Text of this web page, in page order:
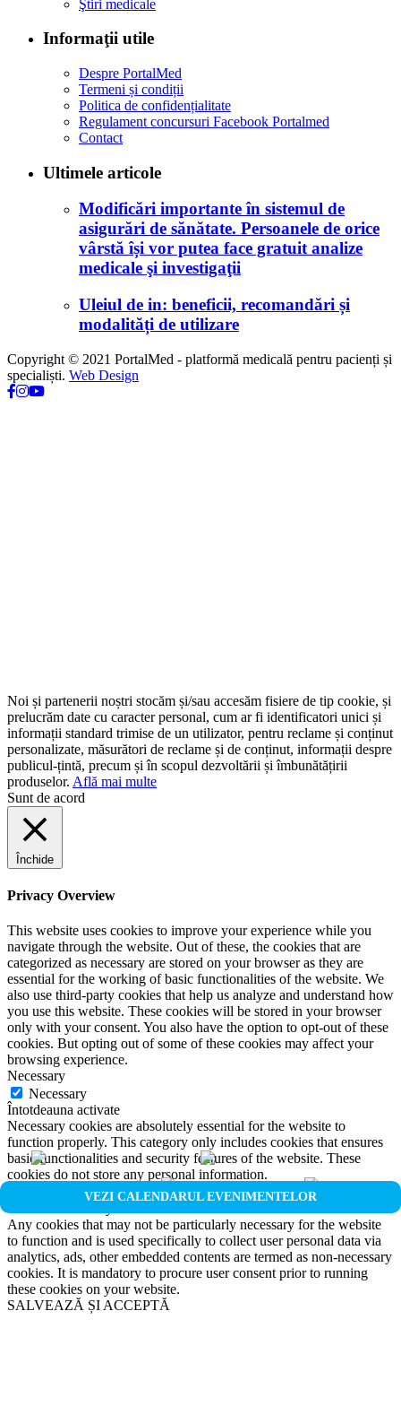
VEZI CALENDARUL EVENIMENTELOR
Ştiri medicale
Informaţii utile
Despre PortalMed
Termeni și condiții
Politica de confidențialitate
Regulament concursuri Facebook Portalmed
Contact
Ultimele articole
Modificări importante în sistemul de
asigurări de sănătate. Persoanele de orice
vârstă își vor putea face gratuit analize
medicale şi investigaţii
Uleiul de in: beneficii, recomandări și
modalități de utilizare
Copyright © 2021 PortalMed - platformă medicală pentru pacienți și
specialiști. Web Design
Noi și partenerii noștri stocăm și/sau accesăm fisiere de tip cookie, și
prelucrăm date cu caracter personal, cum ar fi identificatori unici și
informații standard trimise de un utilizator, pentru reclame și conținut
personalizate, măsurători de reclame și de conținut, informații despre
publicul-țintă, precum și în scopul dezvoltării și îmbunătățirii
produselor. Află mai multe
Sunt de acord
Închide
Privacy Overview
This website uses cookies to improve your experience while you
navigate through the website. Out of these, the cookies that are
categorized as necessary are stored on your browser as they are
essential for the working of basic functionalities of the website. We
also use third-party cookies that help us analyze and understand how
you use this website. These cookies will be stored in your browser
only with your consent. You also have the option to opt-out of these
cookies. But opting out of some of these cookies may affect your
browsing experience.
Necessary
Necessary
Întotdeauna activate
Necessary cookies are absolutely essential for the website to
function properly. This category only includes cookies that ensures
basic functionalities and security features of the website. These
cookies do not store any personal information.
Non-necessary
Any cookies that may not be particularly necessary for the website
to function and is used specifically to collect user personal data via
analytics, ads, other embedded contents are termed as non-necessary
cookies. It is mandatory to procure user consent prior to running
these cookies on your website.
SALVEAZĂ ȘI ACCEPTĂ